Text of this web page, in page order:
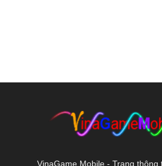
VinaGame Mobile - Trang thông